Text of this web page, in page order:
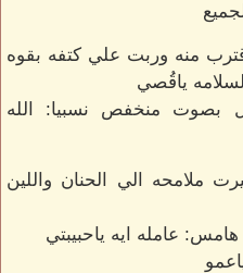
منه وربت علي كتفه بقوه
ياقُصي
بصوت منخفص نسبيا: الله
ملامحه الي الحنان واللين
عامله ايه ياحبيبتي